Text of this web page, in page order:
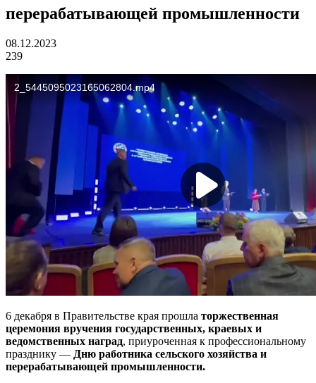
перерабатывающей промышленности
08.12.2023
239
6 декабря в Правительстве края прошла торжественная
церемония вручения государственных, краевых и
ведомственных наград, приуроченная к профессиональному
празднику — Дню работника сельского хозяйства и
перерабатывающей промышленности.